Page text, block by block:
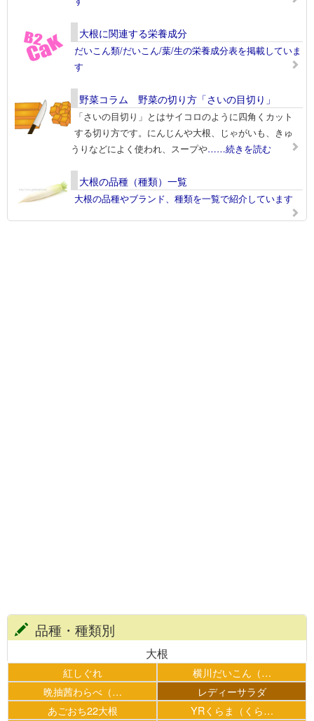
大根に関連する栄養成分
だいこん類/だいこん/葉/生の栄養成分表を掲載していま
す
野菜コラム 野菜の切り方「さいの目切り」
「さいの目切り」とはサイコロのように四角くカット
する切り方です。にんじんや大根、じゃがいも、きゅ
うりなどによく使われ、スープや……続きを読む
大根の品種（種類）一覧
大根の品種やブランド、種類を一覧で紹介しています
品種・種類別
大根
紅しぐれ
横川だいこん（…
晩抽茜わらべ（…
レディーサラダ
あごおち22大根
YRくらま（くら…